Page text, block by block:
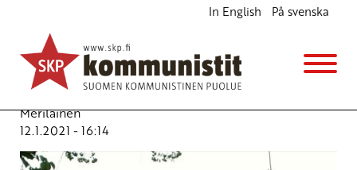
In English På svenska
Nato ei edistä tasa-arvoa mutta kärjistää
ympäristökriisiä
Blogi
Avainsanat:HX-hävittäjät,nato,Peter Hultqvist
Meriläinen
12.1.2021 - 16:14